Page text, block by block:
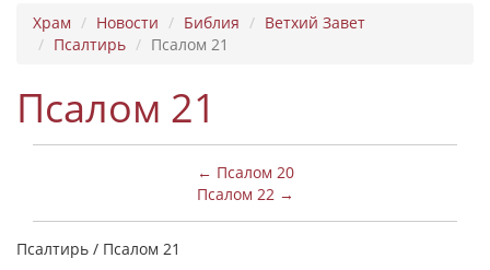
Храм Новости Библия
Ветхий Завет
Псалтирь
Псалом 21
Псалом 21
← Псалом 20
Псалом 22 →
Псалтирь / Псалом 21